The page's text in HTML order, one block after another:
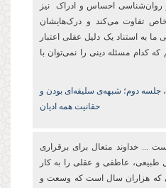
روان‌شناسی احساس و ادراک نیز
تفاوت می‌کند و درک‌هایشان
به استناد یک دلیل عقلی اعتبار
کدام مسئله دینی را نمی‌توان با
جلسه دوم؛‌ شبهه‌ی سلیقه‌ای بودن و
حقانیت همه ادیان
... خداوند متعال برای برقراری
طبیعی،‌ عاطفی و عقلی را به کار
که هزاران سال است که وسعت و